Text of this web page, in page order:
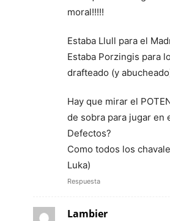
moral!!!!!
Estaba Llull para el
Estaba Porzingis para
drafteado (y
Hay que mirar el
de sobra para jugar en
Defectos?
Como todos los
Luka)
Respuesta
Lambier